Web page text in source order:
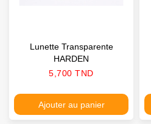
Lunette Transparente
HARDEN
Prix
5,700 TND
Ajouter au panier